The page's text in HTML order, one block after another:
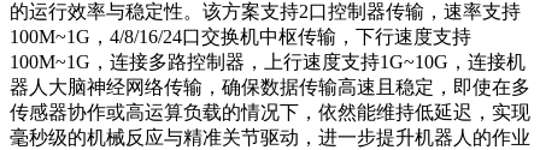
的运行效率与稳定性。该方案支持2口控制器传输，速率支持
100M~1G，4/8/16/24口交换机中枢传输，下行速度支持
100M~1G，连接多路控制器，上行速度支持1G~10G，连接机
器人大脑神经网络传输，确保数据传输高速且稳定，即使在多
传感器协作或高运算负载的情况下，依然能维持低延迟，实现
毫秒级的机械反应与精准关节驱动，进一步提升机器人的作业